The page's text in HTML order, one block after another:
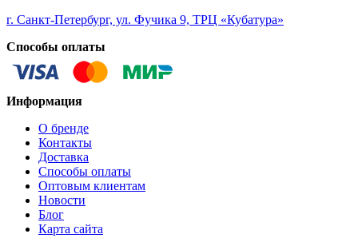
ALSAGER
ALVEZ
AMADORA
AMAKUSA
AMBATOBE
AMBONDRONA
AMBORIALA
AMEZAGA
AMOATSY
AMPITABE
AMSFIELD 1
ANDASIBE
ANJABE
г. Санкт-Петербург, ул. Фучика 9, ТРЦ «Кубатура»
Способы оплаты
Информация
О бренде
Контакты
Доставка
Способы оплаты
Оптовым клиентам
Новости
Блог
Карта сайта